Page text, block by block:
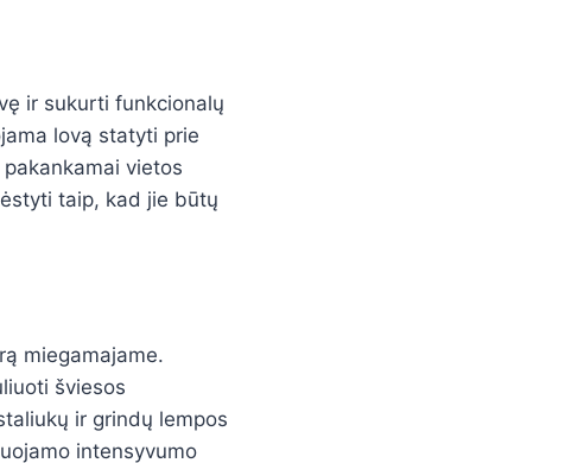
ir sukurti funkcionalų
lovą statyti prie
vietos
taip, kad jie būtų
miegamajame.
šviesos
ir grindų lempos
intensyvumo